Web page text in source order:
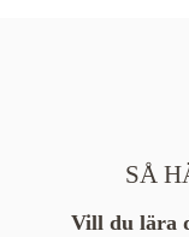
SÅ
Vill du lära